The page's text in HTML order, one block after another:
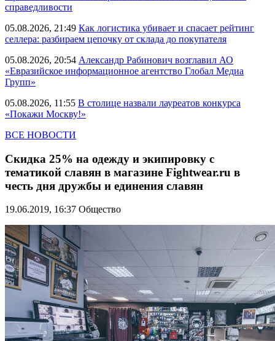
справедливости
05.08.2026, 21:49 Как логистика убивает и спасает рейтинг
селлера: разбираем цепочку от склада до покупателя
05.08.2026, 20:54 Александр Рабинович возглавил АО
«Евразийское информационное агентство Глобал Медиа
Групп»
05.08.2026, 11:55 В столице назвали лауреатов конкурса
«Покажи Москву!»
ВСЕ НОВОСТИ
Скидка 25% на одежду и экипировку с
тематикой славян в магазине Fightwear.ru в
честь дня дружбы и единения славян
19.06.2019, 16:37 Общество